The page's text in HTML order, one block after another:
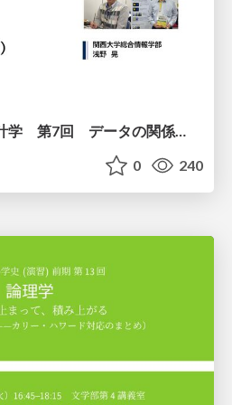
2026年度春学期 統計学 第7回 データの関係を知る（２）ー 回帰と決定係数 (2026. 5. 21)
0 240